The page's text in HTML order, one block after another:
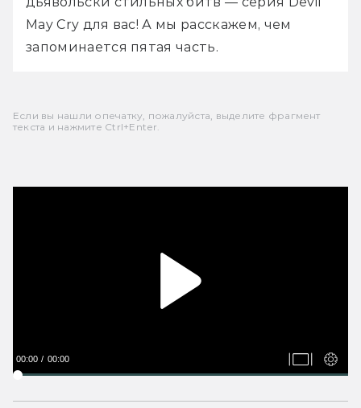
May Cry для вас! А мы расскажем, чем
запоминается пятая часть.
Если вы нашли опечатку, пожалуйста, выделите фрагмент
текста и нажмите Ctrl+Enter.
00:00 00:00